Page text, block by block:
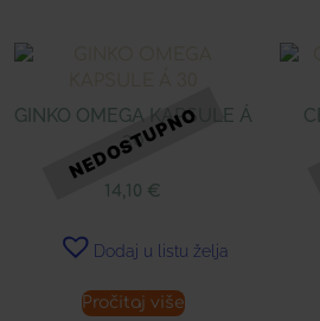
GINKO OMEGA KAPSULE Á
30
14,10 €
Dodaj u listu želja
Pročitaj više